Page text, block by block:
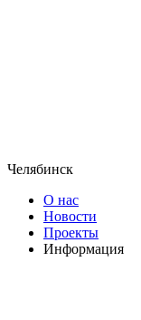
Челябинск
О нас
Новости
Проекты
Информация